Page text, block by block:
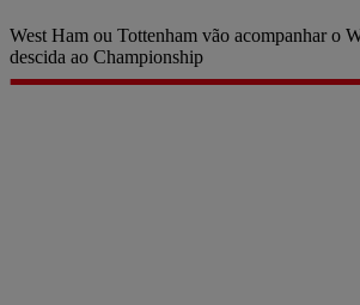
West Ham ou Tottenham vão acompanhar o
descida ao Championship